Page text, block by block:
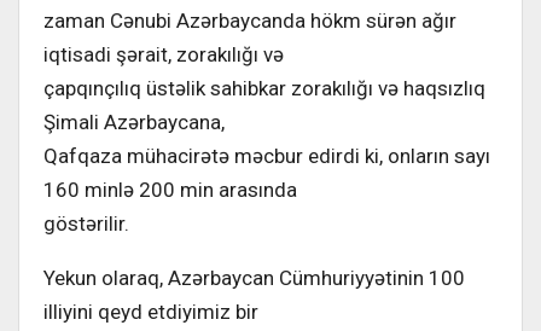
zaman Cənubi Azərbaycanda hökm sürən ağır
iqtisadi şərait, zorakılığı və
çapqınçılıq üstəlik sahibkar zorakılığı və haqsızlıq
Şimali Azərbaycana,
Qafqaza mühacirətə məcbur edirdi ki, onların sayı
160 minlə 200 min arasında
göstərilir.
Yekun olaraq, Azərbaycan Cümhuriyyətinin 100
illiyini qeyd etdiyimiz bir